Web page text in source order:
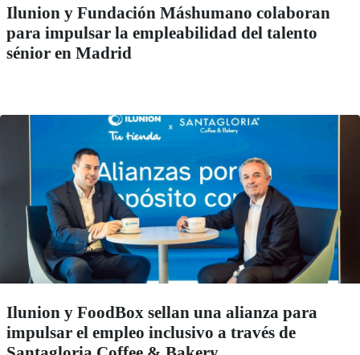
Ilunion y Fundación Máshumano colaboran
para impulsar la empleabilidad del talento
sénior en Madrid
Ilunion y FoodBox sellan una alianza para
impulsar el empleo inclusivo a través de